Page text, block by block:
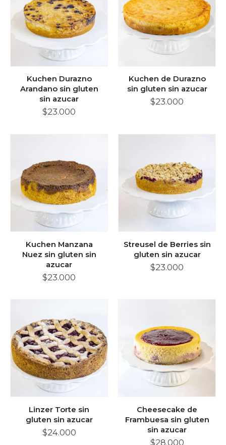
Kuchen Durazno
Arandano sin gluten
sin azucar
$23.000
Kuchen de Durazno
sin gluten sin azucar
$23.000
Kuchen Manzana
Nuez sin gluten sin
azucar
$23.000
Streusel de Berries sin
gluten sin azucar
$23.000
Linzer Torte sin
gluten sin azucar
$24.000
Cheesecake de
Frambuesa sin gluten
sin azucar
$28.000